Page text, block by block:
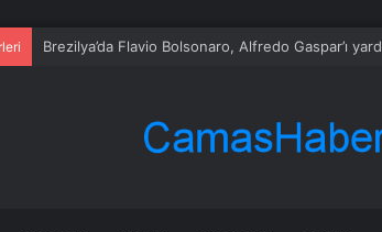
Brezilya’da Flavio Bolsonaro, Alfredo Gaspar’ı